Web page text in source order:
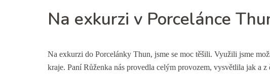
Na exkurzi v Porcelánce
Na exkurzi do Porcelánky Thun, jsme se moc těšili. Využili jsme
kraje. Paní Růženka nás provedla celým provozem, vysvětlila jak a